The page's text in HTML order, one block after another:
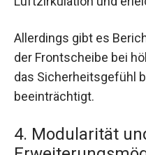
Allerdings gibt es
der Frontscheibe bei
das Sicherheitsgefühl
beeinträchtigt.
4. Modularität